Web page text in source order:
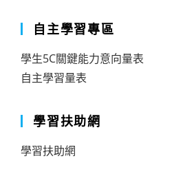
自主學習專區
學生5C關鍵能力意向量表
自主學習量表
學習扶助網
學習扶助網